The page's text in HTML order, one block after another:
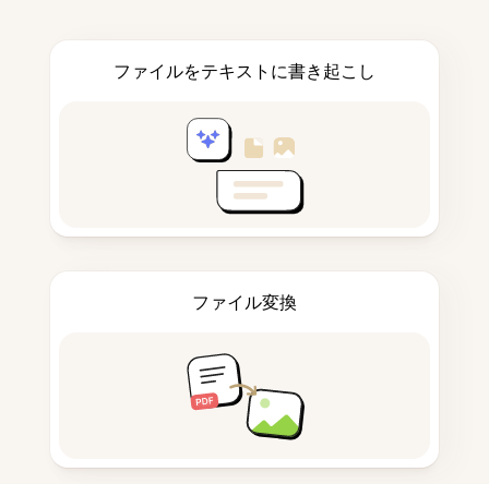
ファイルをテキストに書き起こし
ファイル変換